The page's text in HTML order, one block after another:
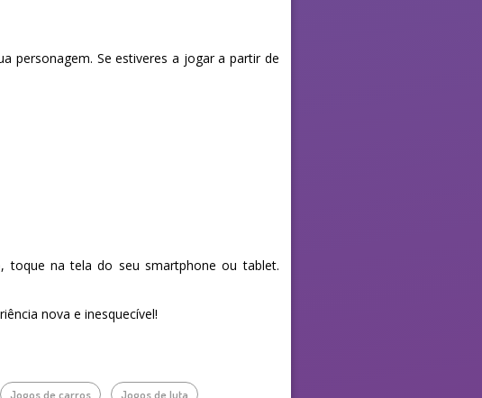
personagem. Se estiveres a jogar a partir de
toque na tela do seu smartphone ou tablet.
nova e inesquecível!
Jogos de carros Jogos de luta